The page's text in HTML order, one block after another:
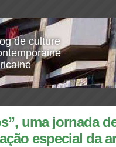
de culture
uma jornada
especial da